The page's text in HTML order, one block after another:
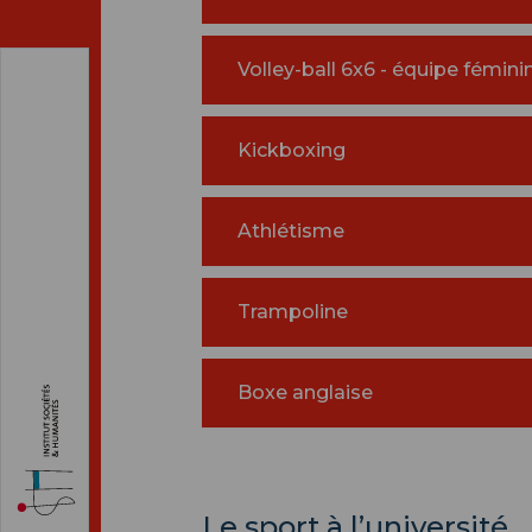
Volley-ball 6x6 - équipe
Kickboxing
Athlétisme
Trampoline
Boxe anglaise